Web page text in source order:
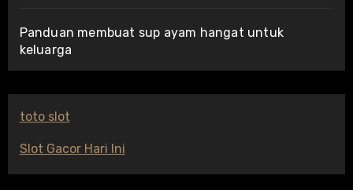
Panduan membuat sup ayam hangat untuk
keluarga
toto slot
Slot Gacor Hari Ini